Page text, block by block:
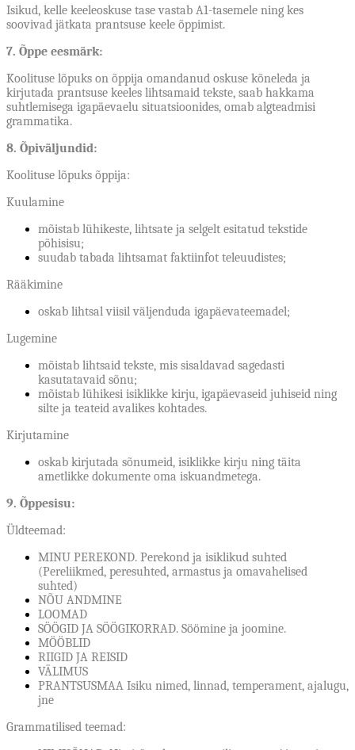
Isikud, kelle keeleoskuse tase vastab A1-tasemele ning kes
soovivad jätkata prantsuse keele õppimist.
7. Õppe eesmärk:
Koolituse lõpuks on õppija omandanud oskuse kõneleda ja
kirjutada prantsuse keeles lihtsamaid tekste, saab hakkama
suhtlemisega igapäevaelu situatsioonides, omab algteadmisi
grammatika.
8. Õpiväljundid:
Koolituse lõpuks õppija:
Kuulamine
mõistab lühikeste, lihtsate ja selgelt esitatud tekstide
põhisisu;
suudab tabada lihtsamat faktiinfot teleuudistes;
Rääkimine
oskab lihtsal viisil väljenduda igapäevateemadel;
Lugemine
mõistab lihtsaid tekste, mis sisaldavad sagedasti
kasutatavaid sõnu;
mõistab lühikesi isiklikke kirju, igapäevaseid juhiseid ning
silte ja teateid avalikes kohtades.
Kirjutamine
oskab kirjutada sõnumeid, isiklikke kirju ning täita
ametlikke dokumente oma iskuandmetega.
9. Õppesisu:
Üldteemad:
MINU PEREKOND. Perekond ja isiklikud suhted
(Pereliikmed, peresuhted, armastus ja omavahelised
suhted)
NÕU ANDMINE
LOOMAD
SÖÖGID JA SÖÖGIKORRAD. Söömine ja joomine.
MÖÖBLID
RIIGID JA REISID
VÄLIMUS
PRANTSUSMAA Isiku nimed, linnad, temperament, ajalugu,
jne
Grammatilised teemad: